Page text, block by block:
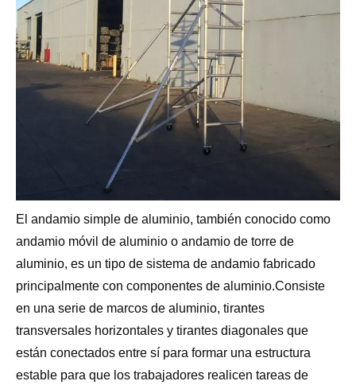
El andamio simple de aluminio, también conocido como
andamio móvil de aluminio o andamio de torre de
aluminio, es un tipo de sistema de andamio fabricado
principalmente con componentes de aluminio.Consiste
en una serie de marcos de aluminio, tirantes
transversales horizontales y tirantes diagonales que
están conectados entre sí para formar una estructura
estable para que los trabajadores realicen tareas de